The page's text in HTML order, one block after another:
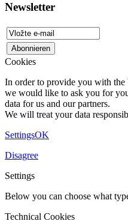
Newsletter
Cookies
In order to provide you with the
we would like to ask you for
data for us and our partners.
We will treat your data
SettingsOK
Disagree
Settings
Below you can choose what
Technical Cookies